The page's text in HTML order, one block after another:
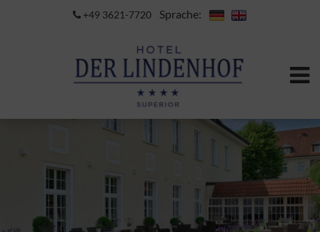
+49 3621-7720 Sprache: